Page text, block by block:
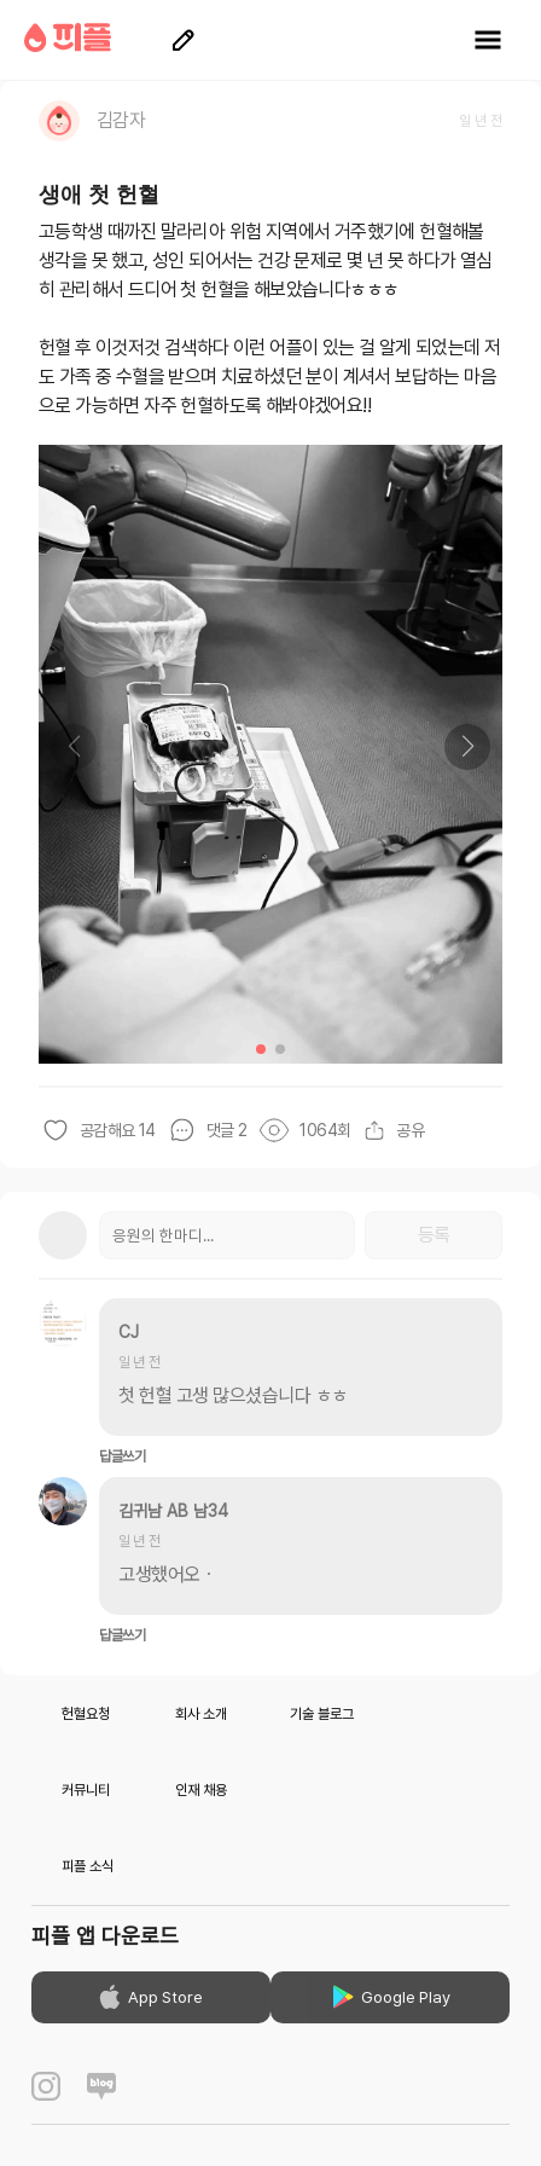
피플소개
헌혈요청
커뮤니티
공지사항
언론보도
김감자 일 년 전
생애 첫 헌혈
고등학생 때까진 말라리아 위험 지역에서 거주했기에 헌혈해볼
생각을 못 했고, 성인 되어서는 건강 문제로 몇 년 못 하다가 열심
히 관리해서 드디어 첫 헌혈을 해보았습니다ㅎㅎㅎ
헌혈 후 이것저것 검색하다 이런 어플이 있는 걸 알게 되었는데 저
도 가족 중 수혈을 받으며 치료하셨던 분이 계셔서 보답하는 마음
으로 가능하면 자주 헌혈하도록 해봐야겠어요!!
공감해요 14 댓글 2 1064회 공유
등록
CJ
일 년 전
첫 헌혈 고생 많으셨습니다 ㅎㅎ
답글쓰기
김귀남 AB 남34
일 년 전
고생했어오ㆍ
답글쓰기
헌혈요청
커뮤니티
피플 소식
회사 소개
인재 채용
기술 블로그
피플 앱 다운로드
App Store Google Play